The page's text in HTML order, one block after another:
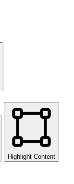
Highlight Content